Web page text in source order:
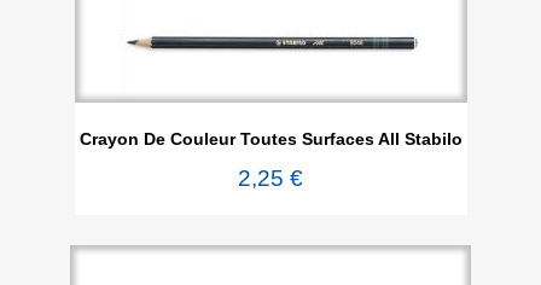
Crayon De Couleur Toutes Surfaces All Stabilo
2,25 €